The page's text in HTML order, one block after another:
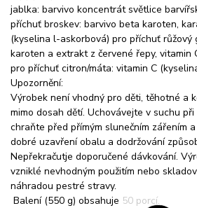
jablka: barvivo koncentrát světlice
příchuť broskev: barvivo beta karoten,
(kyselina l-askorbová) pro příchuť růžový
karoten a extrakt z červené řepy, vitamin
pro příchuť citron/máta: vitamin C
Upozornění:
Výrobek není vhodný pro děti, těhotné a
mimo dosah dětí. Uchovávejte v suchu
chraňte před přímým slunečním zářením
dobré uzavření obalu a dodržování
Nepřekračutje doporučené dávkování.
vzniklé nevhodným použitím nebo
náhradou pestré stravy.
Balení (550 g) obsahuje 50 porcí.